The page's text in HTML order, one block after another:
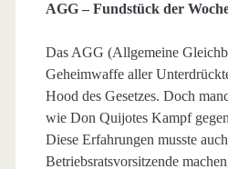
Ca
4226/11
AGG – Fundstück der
Das AGG (Allgemeine
Geheimwaffe aller
Hood des Gesetzes. Doch
wie Don Quijotes Kampf
Diese Erfahrungen musste
Betriebsratsvorsitzende